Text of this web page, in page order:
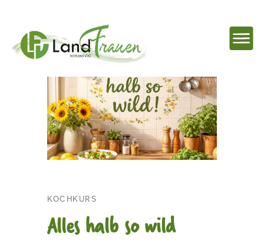
Landfrauenverband
Ostbelgien
KOCHKURS
Alles halb so wild